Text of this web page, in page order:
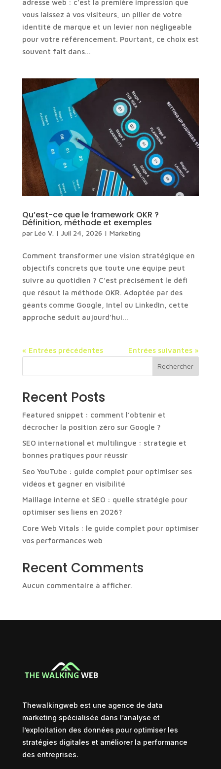
adresse web : c’est la première impression que
vous laissez à vos visiteurs, un pilier de votre
identité de marque et un levier non négligeable
pour votre référencement. Pourtant, ce choix est
souvent fait dans...
Qu’est-ce que le framework OKR ?
Définition, méthode et exemples
par Léo V. | Juil 24, 2026 | Marketing
Comment transformer une vision stratégique en
objectifs concrets que toute une équipe peut
suivre au quotidien ? C’est précisément le défi
que résout la méthode OKR. Adoptée par des
géants comme Google, Intel ou LinkedIn, cette
approche séduit aujourd’hui...
« Entrées précédentes
Entrées suivantes »
Rechercher
Recent Posts
Featured snippet : comment l’obtenir et
décrocher la position zéro sur Google ?
SEO international et multilingue : stratégie et
bonnes pratiques pour réussir
Seo YouTube : guide complet pour optimiser ses
vidéos et gagner en visibilité
Maillage interne et SEO : quelle stratégie pour
optimiser ses liens en 2026?
Core Web Vitals : le guide complet pour optimiser
vos performances web
Recent Comments
Aucun commentaire à afficher.
Thewalkingweb est une agence de data
marketing spécialisée dans l’analyse et
l’exploitation des données pour optimiser les
stratégies digitales et améliorer la performance
des entreprises.